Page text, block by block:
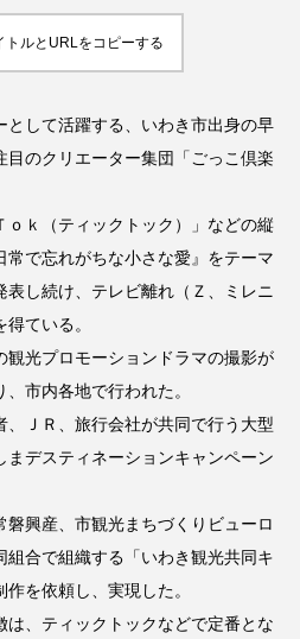
トルとURLをコピーする
して活躍する、いわき市出身の早
のクリエーター集団「ごっこ倶楽
ｋ（ティックトック）」などの縦
で忘れがちな小さな愛』をテーマ
表し続け、テレビ離れ（Ｚ、ミレニ
ている。
光プロモーションドラマの撮影が
市内各地で行われた。
ＪＲ、旅行会社が共同で行う大型
デスティネーションキャンペーン
興産、市観光まちづくりビューロ
組合で組織する「いわき観光共同キ
を依頼し、実現した。
、ティックトックなどで定番とな